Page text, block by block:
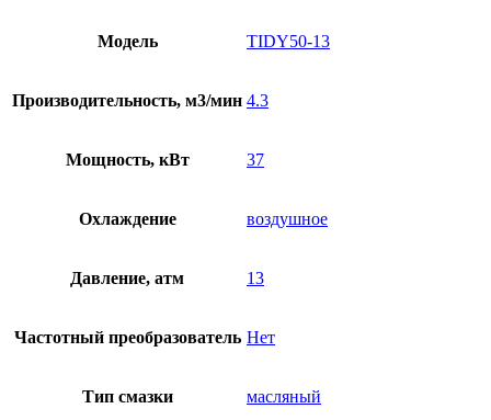
Модель TIDY50-13
Производительность, м3/мин 4.3
Мощность, кВт 37
Охлаждение воздушное
Давление, атм 13
Частотный преобразователь Нет
Тип смазки масляный